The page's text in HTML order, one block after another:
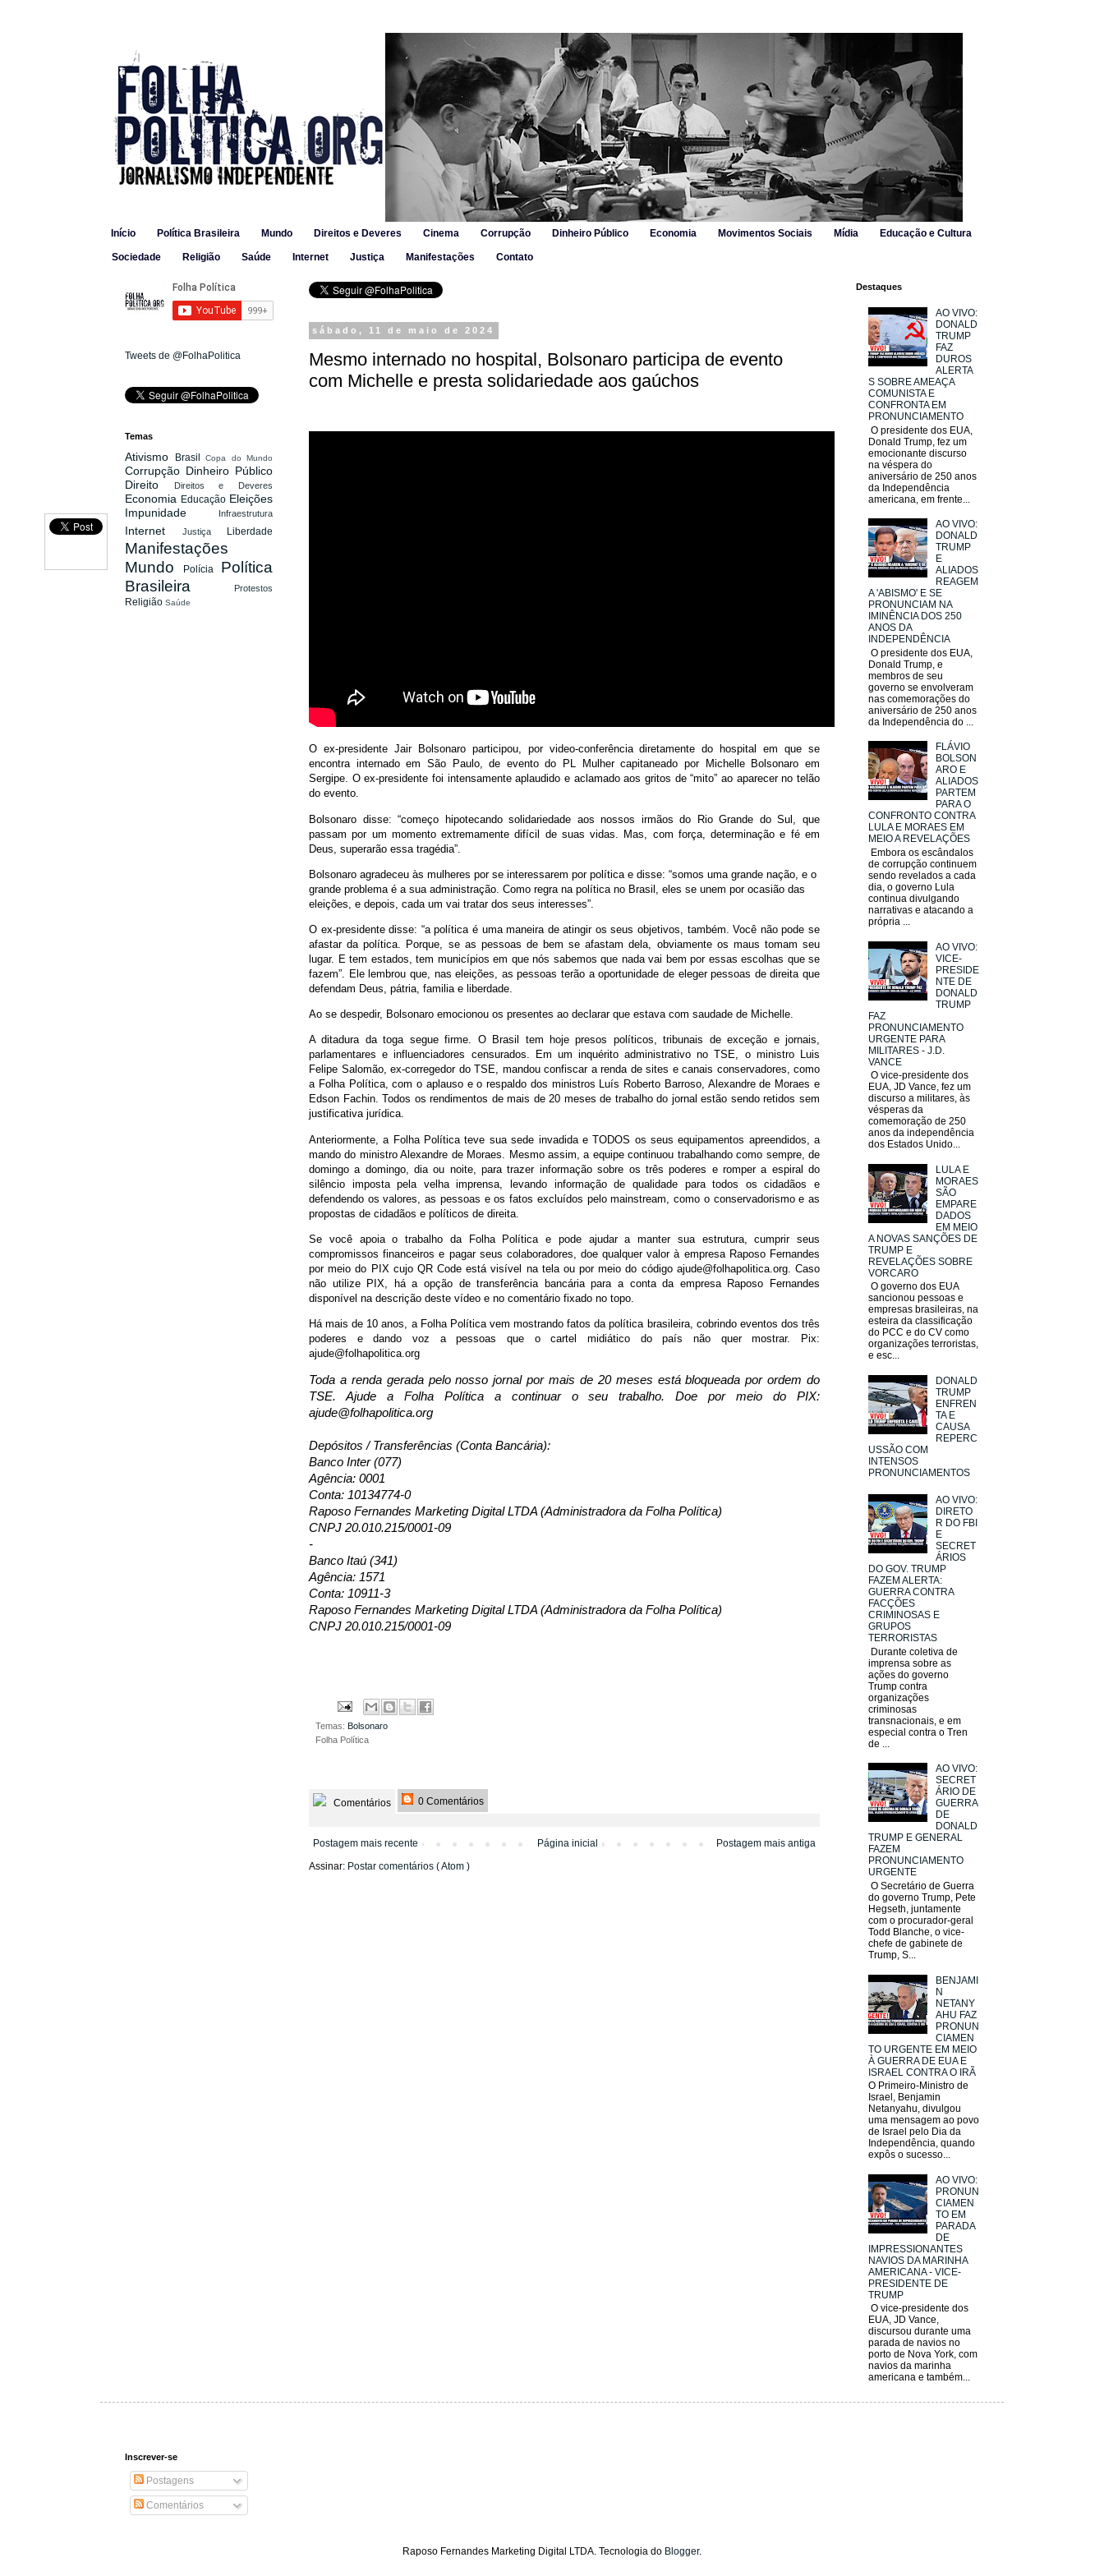
Início Política Brasileira Mundo Direitos e Deveres Cinema Corrupção Dinheiro Público Economia Movimentos Sociais Mídia Educação e Cultura
Sociedade Religião Saúde Internet Justiça Manifestações Contato
sábado, 11 de maio de 2024
Mesmo internado no hospital, Bolsonaro participa de evento
com Michelle e presta solidariedade aos gaúchos
O ex-presidente Jair Bolsonaro participou, por video-conferência diretamente do hospital em que se
encontra internado em São Paulo, de evento do PL Mulher capitaneado por Michelle Bolsonaro em
Sergipe. O ex-presidente foi intensamente aplaudido e aclamado aos gritos de “mito” ao aparecer no telão
do evento.
Bolsonaro disse: “começo hipotecando solidariedade aos nossos irmãos do Rio Grande do Sul, que
passam por um momento extremamente difícil de suas vidas. Mas, com força, determinação e fé em
Deus, superarão essa tragédia”.
Bolsonaro agradeceu às mulheres por se interessarem por política e disse: “somos uma grande nação, e o
grande problema é a sua administração. Como regra na política no Brasil, eles se unem por ocasião das
eleições, e depois, cada um vai tratar dos seus interesses”.
O ex-presidente disse: “a política é uma maneira de atingir os seus objetivos, também. Você não pode se
afastar da política. Porque, se as pessoas de bem se afastam dela, obviamente os maus tomam seu
lugar. E tem estados, tem municípios em que nós sabemos que nada vai bem por essas escolhas que se
fazem”. Ele lembrou que, nas eleições, as pessoas terão a oportunidade de eleger pessoas de direita que
defendam Deus, pátria, familia e liberdade.
Ao se despedir, Bolsonaro emocionou os presentes ao declarar que estava com saudade de Michelle.
A ditadura da toga segue firme. O Brasil tem hoje presos políticos, tribunais de exceção e jornais,
parlamentares e influenciadores censurados. Em um inquérito administrativo no TSE, o ministro Luis
Felipe Salomão, ex-corregedor do TSE, mandou confiscar a renda de sites e canais conservadores, como
a Folha Política, com o aplauso e o respaldo dos ministros Luís Roberto Barroso, Alexandre de Moraes e
Edson Fachin. Todos os rendimentos de mais de 20 meses de trabalho do jornal estão sendo retidos sem
justificativa jurídica.
Anteriormente, a Folha Política teve sua sede invadida e TODOS os seus equipamentos apreendidos, a
mando do ministro Alexandre de Moraes. Mesmo assim, a equipe continuou trabalhando como sempre, de
domingo a domingo, dia ou noite, para trazer informação sobre os três poderes e romper a espiral do
silêncio imposta pela velha imprensa, levando informação de qualidade para todos os cidadãos e
defendendo os valores, as pessoas e os fatos excluídos pelo mainstream, como o conservadorismo e as
propostas de cidadãos e políticos de direita.
Se você apoia o trabalho da Folha Política e pode ajudar a manter sua estrutura, cumprir seus
compromissos financeiros e pagar seus colaboradores, doe qualquer valor à empresa Raposo Fernandes
por meio do PIX cujo QR Code está visível na tela ou por meio do código ajude@folhapolitica.org. Caso
não utilize PIX, há a opção de transferência bancária para a conta da empresa Raposo Fernandes
disponível na descrição deste vídeo e no comentário fixado no topo.
Há mais de 10 anos, a Folha Política vem mostrando fatos da política brasileira, cobrindo eventos dos três
poderes e dando voz a pessoas que o cartel midiático do país não quer mostrar. Pix:
ajude@folhapolitica.org
Toda a renda gerada pelo nosso jornal por mais de 20 meses está bloqueada por ordem do
TSE. Ajude a Folha Política a continuar o seu trabalho. Doe por meio do PIX:
ajude@folhapolitica.org
Depósitos / Transferências (Conta Bancária):
Banco Inter (077)
Agência: 0001
Conta: 10134774-0
Raposo Fernandes Marketing Digital LTDA (Administradora da Folha Política)
CNPJ 20.010.215/0001-09
-
Banco Itaú (341)
Agência: 1571
Conta: 10911-3
Raposo Fernandes Marketing Digital LTDA (Administradora da Folha Política)
CNPJ 20.010.215/0001-09
Temas: Bolsonaro
Folha Política
Comentários 0 Comentários
Postagem mais recente Postagem mais antiga
Página inicial
Assinar: Postar comentários ( Atom )
Tweets de @FolhaPolitica
Temas
Ativismo Brasil Copa do Mundo
Corrupção Dinheiro Público
Direito
Direitos e Deveres
Economia Educação Eleições
Impunidade
Infraestrutura
Internet Justiça Liberdade
Manifestações
Mundo
Polícia Política
Brasileira
Protestos
Religião Saúde
Destaques
AO VIVO:
DONALD
TRUMP
FAZ
DUROS
ALERTA
S SOBRE AMEAÇA
COMUNISTA E
CONFRONTA EM
PRONUNCIAMENTO
O presidente dos EUA,
Donald Trump, fez um
emocionante discurso
na véspera do
aniversário de 250 anos
da Independência
americana, em frente...
AO VIVO:
DONALD
TRUMP
E
ALIADOS
REAGEM
A 'ABISMO' E SE
PRONUNCIAM NA
IMINÊNCIA DOS 250
ANOS DA
INDEPENDÊNCIA
O presidente dos EUA,
Donald Trump, e
membros de seu
governo se envolveram
nas comemorações do
aniversário de 250 anos
da Independência do ...
FLÁVIO
BOLSON
ARO E
ALIADOS
PARTEM
PARA O
CONFRONTO CONTRA
LULA E MORAES EM
MEIO A REVELAÇÕES
Embora os escândalos
de corrupção continuem
sendo revelados a cada
dia, o governo Lula
continua divulgando
narrativas e atacando a
própria ...
AO VIVO:
VICE-
PRESIDE
NTE DE
DONALD
TRUMP
FAZ
PRONUNCIAMENTO
URGENTE PARA
MILITARES - J.D.
VANCE
O vice-presidente dos
EUA, JD Vance, fez um
discurso a militares, às
vésperas da
comemoração de 250
anos da independência
dos Estados Unido...
LULA E
MORAES
SÃO
EMPARE
DADOS
EM MEIO
A NOVAS SANÇÕES DE
TRUMP E
REVELAÇÕES SOBRE
VORCARO
O governo dos EUA
sancionou pessoas e
empresas brasileiras, na
esteira da classificação
do PCC e do CV como
organizações terroristas,
e esc...
DONALD
TRUMP
ENFREN
TA E
CAUSA
REPERC
USSÃO COM
INTENSOS
PRONUNCIAMENTOS
AO VIVO:
DIRETO
R DO FBI
E
SECRET
ÁRIOS
DO GOV. TRUMP
FAZEM ALERTA:
GUERRA CONTRA
FACÇÕES
CRIMINOSAS E
GRUPOS
TERRORISTAS
Durante coletiva de
imprensa sobre as
ações do governo
Trump contra
organizações
criminosas
transnacionais, e em
especial contra o Tren
de ...
AO VIVO:
SECRET
ÁRIO DE
GUERRA
DE
DONALD
TRUMP E GENERAL
FAZEM
PRONUNCIAMENTO
URGENTE
O Secretário de Guerra
do governo Trump, Pete
Hegseth, juntamente
com o procurador-geral
Todd Blanche, o vice-
chefe de gabinete de
Trump, S...
BENJAMI
N
NETANY
AHU FAZ
PRONUN
CIAMEN
TO URGENTE EM MEIO
À GUERRA DE EUA E
ISRAEL CONTRA O IRÃ
O Primeiro-Ministro de
Israel, Benjamin
Netanyahu, divulgou
uma mensagem ao povo
de Israel pelo Dia da
Independência, quando
expôs o sucesso...
AO VIVO:
PRONUN
CIAMEN
TO EM
PARADA
DE
IMPRESSIONANTES
NAVIOS DA MARINHA
AMERICANA - VICE-
PRESIDENTE DE
TRUMP
O vice-presidente dos
EUA, JD Vance,
discursou durante uma
parada de navios no
porto de Nova York, com
navios da marinha
americana e também...
Inscrever-se
Postagens
Comentários
Raposo Fernandes Marketing Digital LTDA. Tecnologia do Blogger.